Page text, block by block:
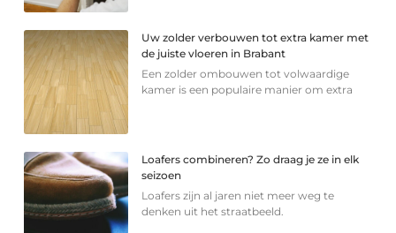
Uw zolder verbouwen tot extra kamer met
de juiste vloeren in Brabant
Een zolder ombouwen tot volwaardige
kamer is een populaire manier om extra
Loafers combineren? Zo draag je ze in elk
seizoen
Loafers zijn al jaren niet meer weg te
denken uit het straatbeeld.